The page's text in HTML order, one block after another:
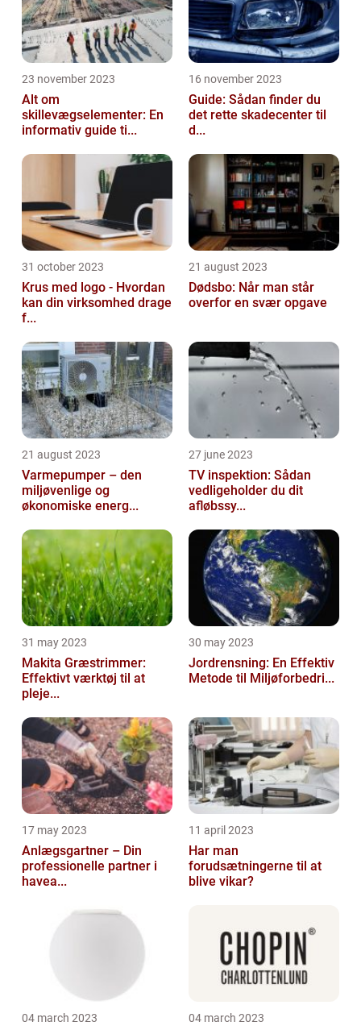
23 november 2023
Alt om
skillevægselementer: En
informativ guide ti...
16 november 2023
Guide: Sådan finder du
det rette skadecenter til
d...
31 october 2023
Krus med logo - Hvordan
kan din virksomhed drage
f...
21 august 2023
Dødsbo: Når man står
overfor en svær opgave
21 august 2023
Varmepumper – den
miljøvenlige og
økonomiske energ...
27 june 2023
TV inspektion: Sådan
vedligeholder du dit
afløbssy...
31 may 2023
Makita Græstrimmer:
Effektivt værktøj til at
pleje...
30 may 2023
Jordrensning: En Effektiv
Metode til Miljøforbedri...
17 may 2023
Anlægsgartner – Din
professionelle partner i
havea...
11 april 2023
Har man
forudsætningerne til at
blive vikar?
04 march 2023 04 march 2023